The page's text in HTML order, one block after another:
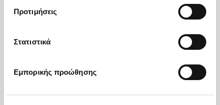
Προτιμήσεις
Στατιστικά
Εμπορικής προώθησης
ΣΤΑ ΔΙΑΜΑΝΤΕΝΙΑ ΝΕΡΑ ΤΟΥ ΙΟΝΙΟΥ541€
Δείτε όλες τις εκδρομές μας